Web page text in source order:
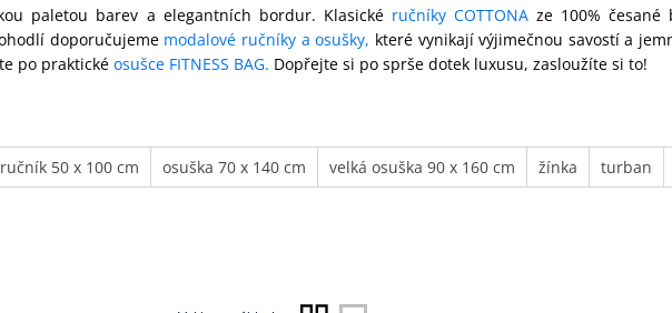
paletou barev a elegantních bordur. Klasické ručníky COTTONA ze 100%
doporučujeme modalové ručníky a osušky, které vynikají výjimečnou savostí a
po praktické osušce FITNESS BAG. Dopřejte si po sprše dotek luxusu, zasloužíte si to!
ručník 50 x 100 cm osuška 70 x 140 cm velká osuška 90 x 160 cm žínka turban